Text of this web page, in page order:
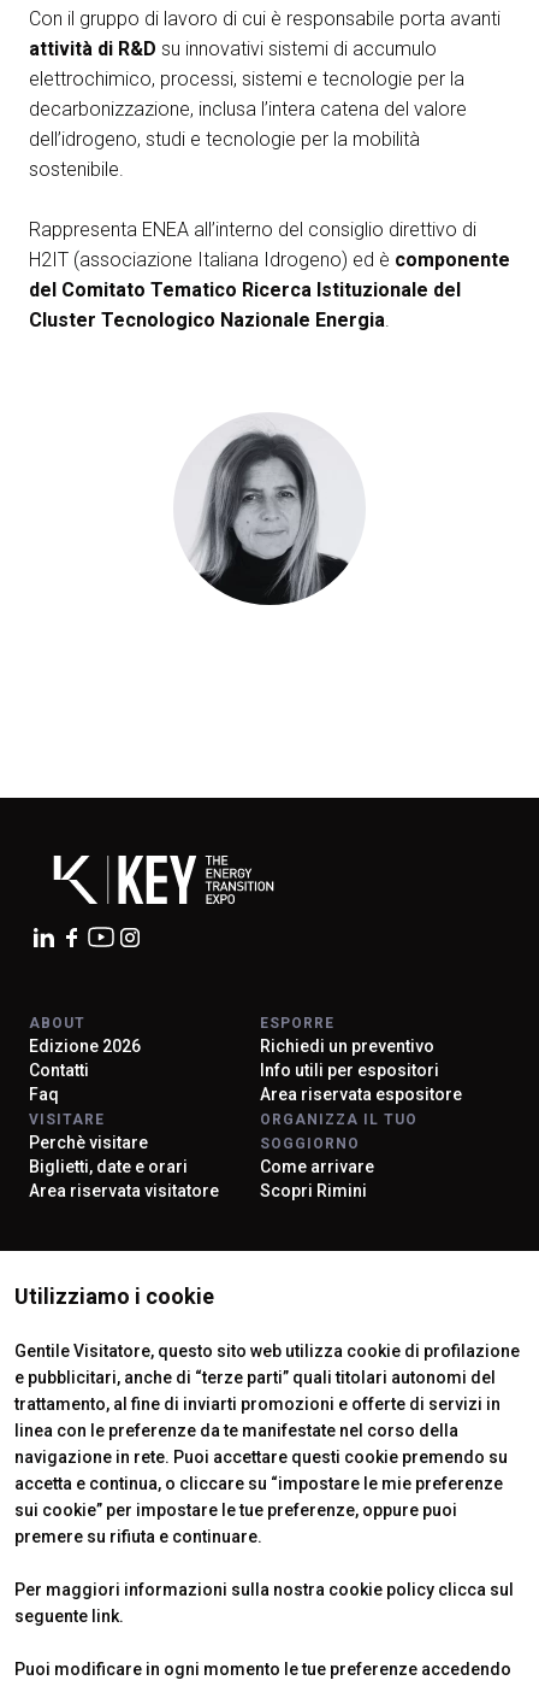
ESPONI A KEY27 arrow_circle_right
A cura di:
Con il gruppo di lavoro di cui è responsabile porta avanti
attività di R&D su innovativi sistemi di accumulo
elettrochimico, processi, sistemi e tecnologie per la
decarbonizzazione, inclusa l’intera catena del valore
dell’idrogeno, studi e tecnologie per la mobilità
sostenibile.
Rappresenta ENEA all’interno del consiglio direttivo di
H2IT (associazione Italiana Idrogeno) ed è componente
del Comitato Tematico Ricerca Istituzionale del
Cluster Tecnologico Nazionale Energia.
Utilizziamo i cookie
Gentile Visitatore, questo sito web utilizza cookie di profilazione
e pubblicitari, anche di “terze parti” quali titolari autonomi del
trattamento, al fine di inviarti promozioni e offerte di servizi in
linea con le preferenze da te manifestate nel corso della
navigazione in rete. Puoi accettare questi cookie premendo su
accetta e continua, o cliccare su “impostare le mie preferenze
sui cookie” per impostare le tue preferenze, oppure puoi
premere su rifiuta e continuare.
Per maggiori informazioni sulla nostra cookie policy clicca sul
seguente link.
Puoi modificare in ogni momento le tue preferenze accedendo
ABOUT
Edizione 2026
Contatti
Faq
ESPORRE
Richiedi un preventivo
Info utili per espositori
Area riservata espositore
VISITARE
Perchè visitare
Biglietti, date e orari
Area riservata visitatore
ORGANIZZA IL TUO
SOGGIORNO
Come arrivare
Scopri Rimini
ISTITUTI CERTIFICATORI